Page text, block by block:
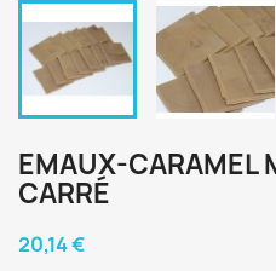
EMAUX-CARAMEL
CARRÉ
20,14 €